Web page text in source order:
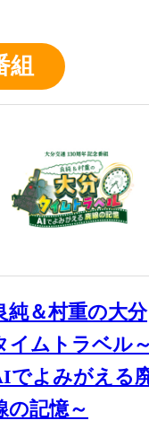
組
純＆村重の大分
イムトラベル
でよみがえる
の記憶～